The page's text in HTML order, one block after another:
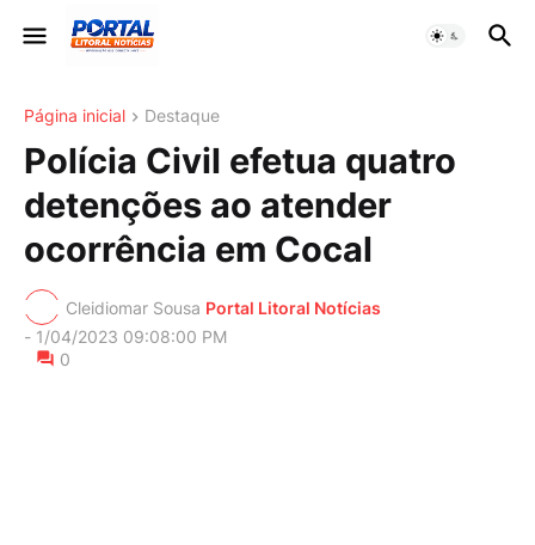
Página inicial Destaque
Polícia Civil efetua quatro
detenções ao atender
ocorrência em Cocal
Cleidiomar Sousa Portal Litoral Notícias
- 1/04/2023 09:08:00 PM
0